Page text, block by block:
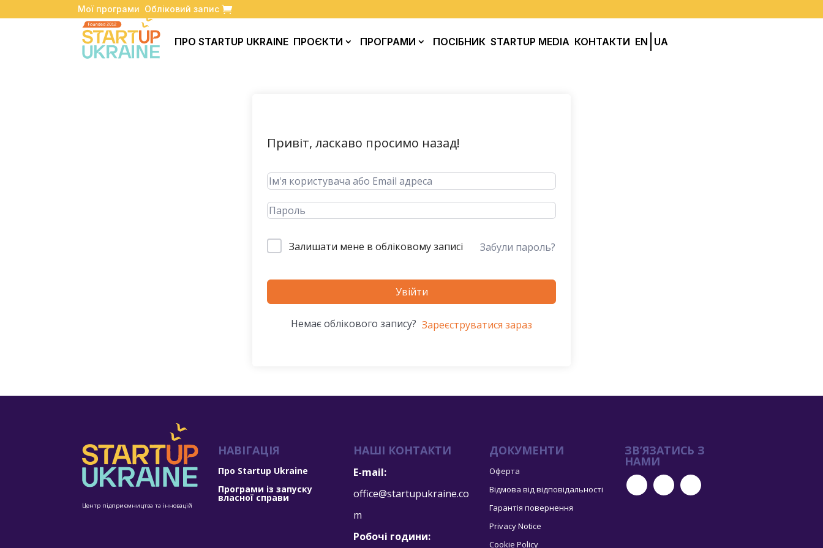
Мої програми Обліковий запис
ПРО STARTUP UKRAINE ПРОЄКТИ ПРОГРАМИ ПОСІБНИК STARTUP MEDIA КОНТАКТИ EN UA
Привіт, ласкаво просимо назад!
Залишати мене в обліковому записі Забули пароль?
Увійти
Немає облікового запису? Зареєструватися зараз
Центр підприємництва та інновацій
НАВІГАЦІЯ
Про Startup Ukraine
Програми із запуску
власної справи
НАШІ КОНТАКТИ
E-mail:
office@startupukraine.co
m
Робочі години:
ДОКУМЕНТИ
Оферта
Відмова від відповідальності
Гарантія повернення
Privacy Notice
Cookie Policy
ЗВ’ЯЗАТИСЬ З
НАМИ